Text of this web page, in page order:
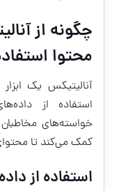
چگونه از
محتوا
آنالیتیکس یک
استفاده از
خواسته‌های مخاطبان
کمک می‌کند تا
استفاده از